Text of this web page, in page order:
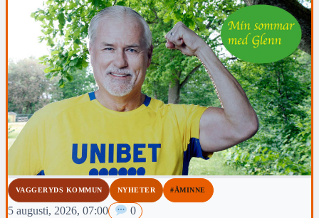
VAGGERYDS KOMMUN NYHETER #ÅMINNE
5 augusti, 2026, 07:00 0